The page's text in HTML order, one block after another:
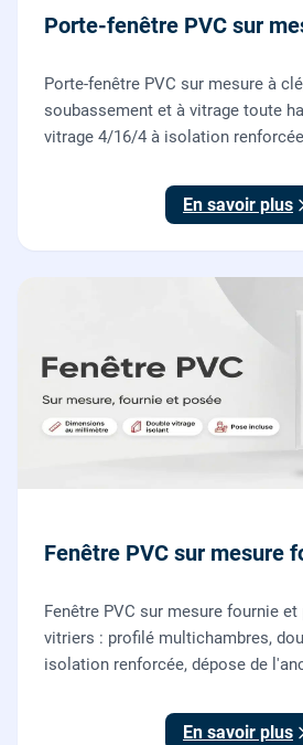
Porte-fenêtre PVC sur
Porte-fenêtre PVC sur mesure à
soubassement et à vitrage toute
vitrage 4/16/4 à isolation
En savoir plus
Fenêtre PVC sur mesure
Fenêtre PVC sur mesure fournie
vitriers : profilé multichambres,
isolation renforcée, dépose de
En savoir plus